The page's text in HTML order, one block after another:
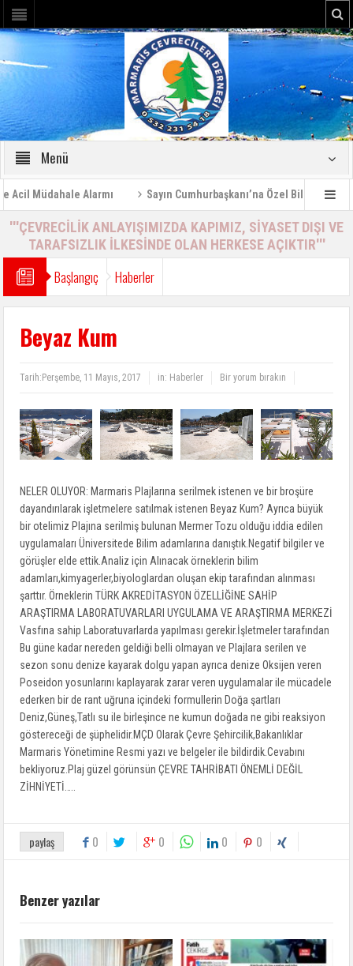
Menü
Müdahale Alarmı Sayın Cumhurbaşkanı’na Özel Bilgilendirme
'''ÇEVRECİLİK ANLAYIŞIMIZDA KAPIMIZ, SİYASET DIŞI VE
TARAFSIZLIK İLKESİNDE OLAN HERKESE AÇIKTIR'''
Başlangıç Haberler
Beyaz Kum
Tarih:Perşembe, 11 Mayıs, 2017 in: Haberler Bir yorum bırakın
NELER OLUYOR: Marmaris Plajlarına serilmek istenen ve bir broşüre
dayandırılarak işletmelere satılmak istenen Beyaz Kum? Ayrıca büyük
bir otelimiz Plajına serilmiş bulunan Mermer Tozu olduğu iddia edilen
uygulamaları Üniversitede Bilim adamlarına danıştık.Negatif bilgiler ve
görüşler elde ettik.Analiz için Alınacak örneklerin bilim
adamları,kimyagerler,biyologlardan oluşan ekip tarafından alınması
şarttır. Örneklerin TÜRK AKREDİTASYON ÖZELLİĞİNE SAHİP
ARAŞTIRMA LABORATUVARLAR I UYGULAMA VE ARAŞTIRMA MERKEZİ
Vasfına sahip Laboratuvarlarda yapılması gerekir.İşletmeler tarafından
Bu güne kadar nereden geldiği belli olmayan ve Plajlara serilen ve
sezon sonu denize kayarak dolgu yapan ayrıca denize Oksijen veren
Poseidon yosunlarını kaplayarak zarar veren uygulamalar ile mücadele
ederken bir de rant uğruna içindeki formullerin Doğa şartları
Deniz,Güneş,Tatlı su ile birleşince ne kumun doğada ne gibi reaksiyon
göstereceği de şüphelidir.MÇD Olarak Çevre Şehircilik,Bakanlıklar
Marmaris Yönetimine Resmi yazı ve belgeler ile bildirdik.Cevabını
bekliyoruz.Plaj güzel görünsün ÇEVRE TAHRİBATI ÖNEMLİ DEĞİL
ZİHNİYETİ…..
paylaş 0 0 0 0
Benzer yazılar